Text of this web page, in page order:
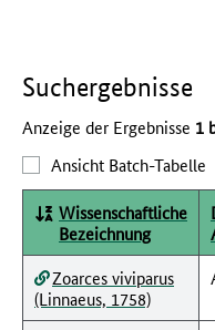
Such­ergebnisse
Anzeige der Ergebnisse 1
Ansicht Batch-Tabelle
Wissenschaftliche
Bezeichnung
Zoarces viviparus
(Linnaeus, 1758)